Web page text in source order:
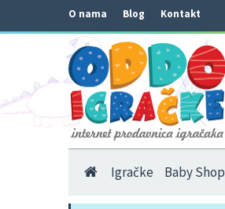
O nama Blog Kontakt
Igračke Baby Shop